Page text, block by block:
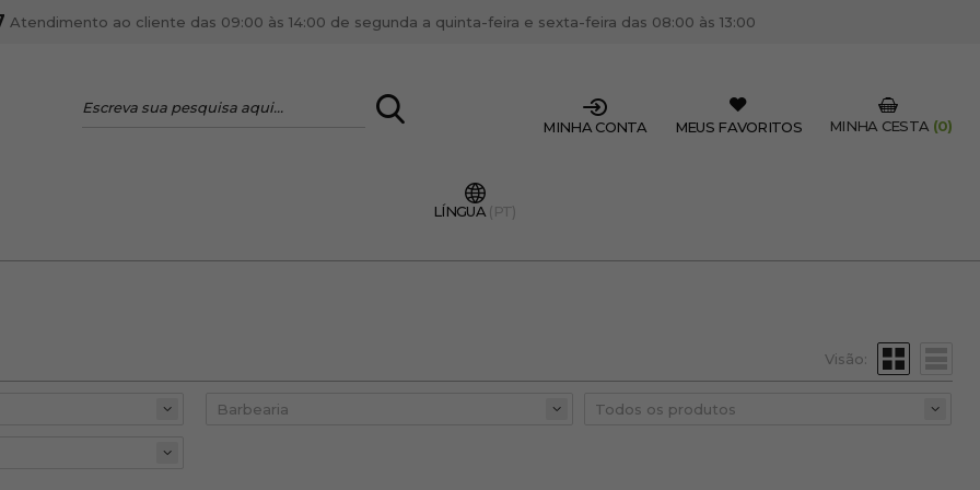
LOGIN
ficar por dentro
CRIAR CONTA PROFISSIONAL
Atendimento ao cliente das 09:00 às 14:00 de segunda a quinta-feira e sexta-feira das 08:00 às 13:00
MINHA CESTA (0)
MEUS FAVORITOS
MINHA CONTA
LÍNGUA (PT)
Visão: